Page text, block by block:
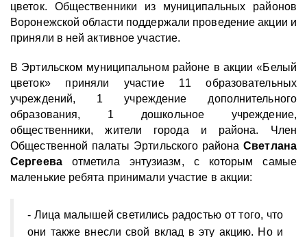
цветок. Общественники из муниципальных районов
Воронежской области поддержали проведение акции и
приняли в ней активное участие.
В Эртильском муниципальном районе в акции «Белый
цветок» приняли участие 11 образовательных
учреждений, 1 учреждение дополнительного
образования, 1 дошкольное учреждение,
общественники, жители города и района. Член
Общественной палаты Эртильского районаСветлана
Сергееваотметила энтузиазм, с которым самые
маленькие ребята принимали участие в акции:
- Лица малышей светились радостью от того, что
они также внесли свой вклад в эту акцию. Но и